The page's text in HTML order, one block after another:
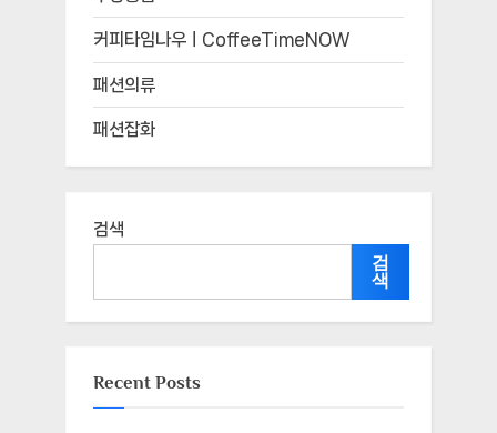
커피타임나우ㅣCoffeeTimeNOW
패션의류
패션잡화
검색
검
색
Recent Posts